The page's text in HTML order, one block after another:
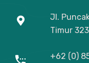
Jl.
Timur
+62 (0)